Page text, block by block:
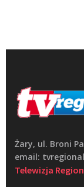
Żary, ul. Broni
email:
Telewizja